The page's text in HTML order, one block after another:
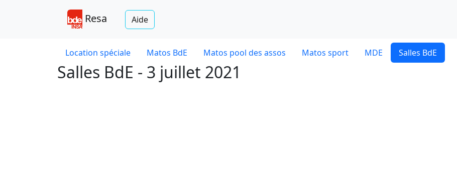
Resa Aide
Location spéciale Matos BdE Matos pool des assos Matos sport MDE Salles BdE
Salles BdE - 3 juillet 2021